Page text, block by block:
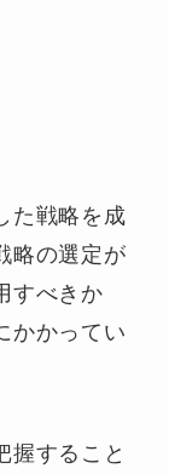
た戦略を成
略の選定が
すべきか
かかってい
握すること